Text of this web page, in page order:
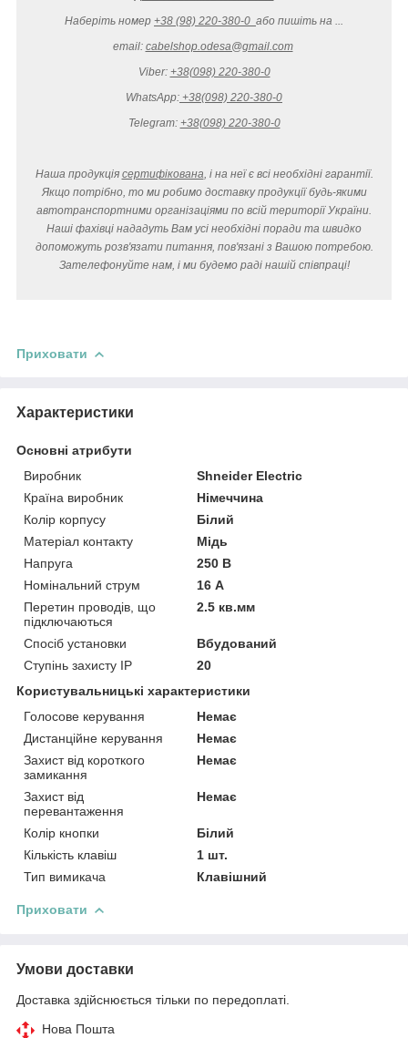
Наберіть номер +38 (98) 220-380-0 або пишіть на ...
email: cabelshop.odesa@gmail.com
Viber: +38(098) 220-380-0
WhatsApp: +38(098) 220-380-0
Telegram: +38(098) 220-380-0
Наша продукція сертифікована , і на неї є всі необхідні гарантії.
Якщо потрібно, то ми робимо доставку продукції будь-якими
автотранспортними організаціями по всій території України.
Наші фахівці нададуть Вам усі необхідні поради та швидко
допоможуть розв'язати питання, пов'язані з Вашою потребою.
Зателефонуйте нам, і ми будемо раді нашій співпраці!
Приховати
Характеристики
Основні атрибути
Виробник
Shneider Electric
Країна виробник
Німеччина
Колір корпусу
Білий
Матеріал контакту
Мідь
Напруга
250 В
Номінальний струм
16 А
Перетин проводів, що
підключаються
2.5 кв.мм
Спосіб установки
Вбудований
Ступінь захисту IP
20
Користувальницькі характеристики
Голосове керування
Немає
Дистанційне керування
Немає
Захист від короткого
замикання
Немає
Захист від
перевантаження
Немає
Колір кнопки
Білий
Кількість клавіш
1 шт.
Тип вимикача
Клавішний
Приховати
Умови доставки
Доставка здійснюється тільки по передоплаті.
Нова Пошта